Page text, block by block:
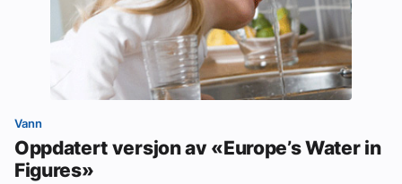
Vann
Oppdatert versjon av «Europe’s Water in
Figures»